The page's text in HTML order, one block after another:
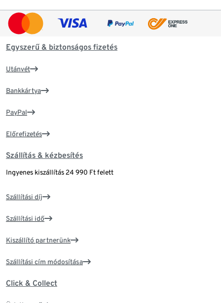
Egyszerű & biztonságos fizetés
Utánvét
Bankkártya
PayPal
Előrefizetés
Szállítás & kézbesítés
Ingyenes kiszállítás 24 990 Ft felett
Szállítási díj
Szállítási idő
Kiszállító partnerünk
Szállítási cím módosítása
Click & Collect